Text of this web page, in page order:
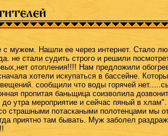
с мужем. Нашли ее через интернет. Стало
не стали судить строго и решили
отопления!!!! Нам предложили
хотели искупаться в бассейне.
сообщили что воды горячей
пропитая баньщица соизволила
утра мероприятие и сейчас пяный в
страшными потаскаными полотенцами мы
приятно там бывать. Муж заболел